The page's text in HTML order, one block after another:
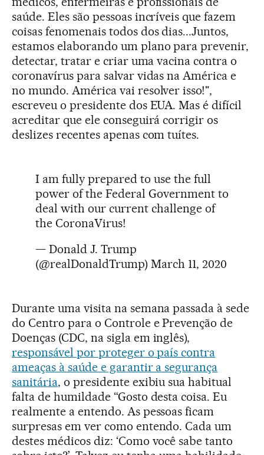
saúde. Eles são pessoas incríveis que fazem
coisas fenomenais todos dos dias...Juntos,
estamos elaborando um plano para prevenir,
detectar, tratar e criar uma vacina contra o
coronavírus para salvar vidas na América e
no mundo. América vai resolver isso!",
escreveu o presidente dos EUA. Mas é difícil
acreditar que ele conseguirá corrigir os
deslizes recentes apenas com tuítes.
I am fully prepared to use the full
power of the Federal Government to
deal with our current challenge of
the CoronaVirus!
— Donald J. Trump
(@realDonaldTrump) March 11, 2020
Durante uma visita na semana passada à sede
do Centro para o Controle e Prevenção de
Doenças (CDC, na sigla em inglês),
responsável por proteger o país contra
ameaças à saúde e garantir a segurança
sanitária, o presidente exibiu sua habitual
falta de humildade “Gosto desta coisa. Eu
realmente a entendo. As pessoas ficam
surpresas em ver como entendo. Cada um
destes médicos diz: ‘Como você sabe tanto